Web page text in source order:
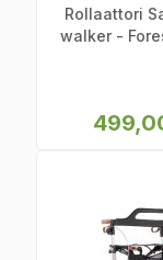
Rollaattori
walker -